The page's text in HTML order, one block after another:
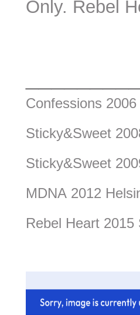
Only. Rebel
Confessions
Sticky&Sweet
Sticky&Sweet
MDNA 2012
Rebel Heart 2015